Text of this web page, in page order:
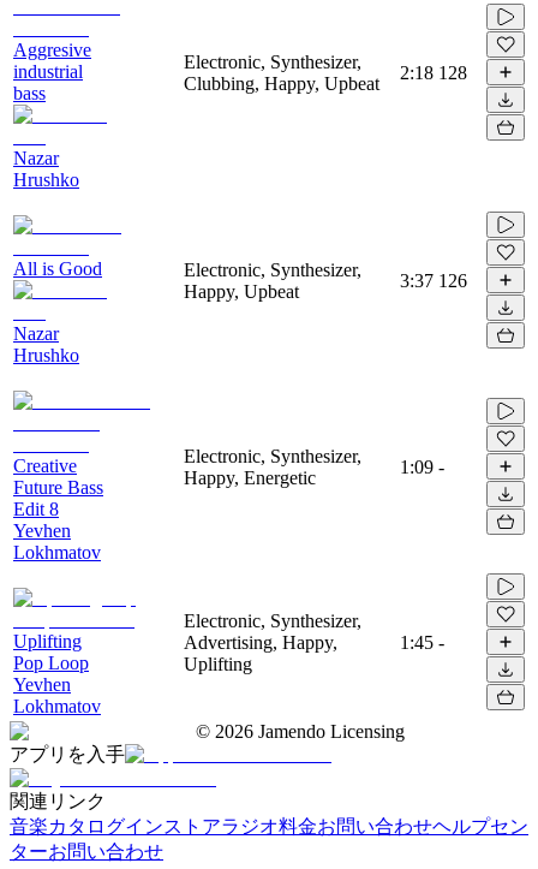
Aggresive
industrial
bass
Nazar
Hrushko
Electronic, Synthesizer,
Clubbing, Happy, Upbeat
2:18 128
All is Good
Nazar
Hrushko
Electronic, Synthesizer,
Happy, Upbeat
3:37 126
Creative
Future Bass
Edit 8
Yevhen
Lokhmatov
Electronic, Synthesizer,
Happy, Energetic
1:09 -
Uplifting
Pop Loop
Yevhen
Lokhmatov
Electronic, Synthesizer,
Advertising, Happy,
Uplifting
1:45 -
© 2026 Jamendo Licensing
アプリを入手
関連リンク
音楽カタログインストアラジオ料金お問い合わせヘルプセン
ターお問い合わせ